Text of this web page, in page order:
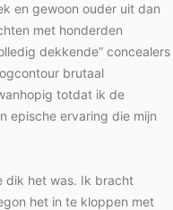
en gewoon ouder uit dan
met honderden
dekkende” concealers
brutaal
totdat ik de
epische ervaring die mijn
dik het was. Ik bracht
het in te kloppen met